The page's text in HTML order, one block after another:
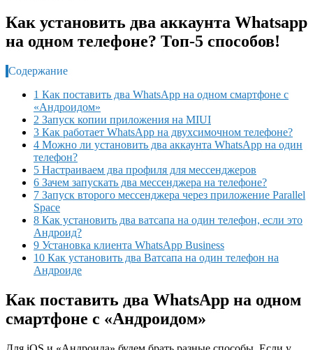
Как установить два аккаунта Whatsapp
на одном телефоне? Топ-5 способов!
Содержание
1 Как поставить два WhatsApp на одном смартфоне с
«Андроидом»
2 Запуск копии приложения на MIUI
3 Как работает WhatsApp на двухсимочном телефоне?
4 Можно ли установить два аккаунта WhatsApp на один
телефон?
5 Настраиваем два профиля для мессенджеров
6 Зачем запускать два мессенджера на телефоне?
7 Запуск второго мессенджера через приложение Parallel
Space
8 Как установить два ватсапа на один телефон, если это
Андроид?
9 Установка клиента WhatsApp Business
10 Как установить два Ватсапа на один телефон на
Андроиде
Как поставить два WhatsApp на одном
смартфоне с «Андроидом»